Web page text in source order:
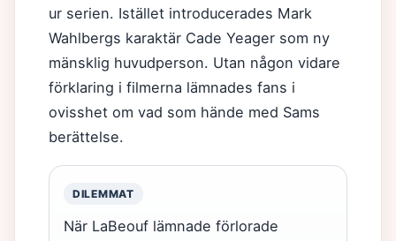
ur serien. Istället introducerades Mark
Wahlbergs karaktär Cade Yeager som ny
mänsklig huvudperson. Utan någon vidare
förklaring i filmerna lämnades fans i
ovisshet om vad som hände med Sams
berättelse.
DILEMMAT
När LaBeouf lämnade förlorade